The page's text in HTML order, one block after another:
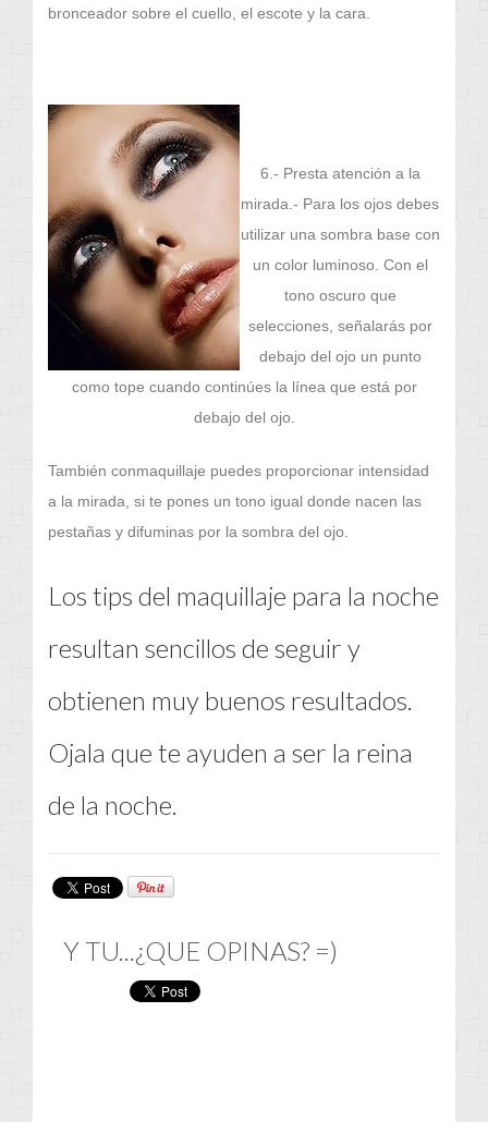
bronceador sobre el cuello, el escote y la cara.
6.- Presta atención a la
mirada.- Para los ojos debes
utilizar una sombra base con
un color luminoso. Con el
tono oscuro que
selecciones, señalarás por
debajo del ojo un punto
como tope cuando continúes la línea que está por
debajo del ojo.
También conmaquillaje puedes proporcionar intensidad
a la mirada, si te pones un tono igual donde nacen las
pestañas y difuminas por la sombra del ojo.
Los tips del maquillaje para la noche
resultan sencillos de seguir y
obtienen muy buenos resultados.
Ojala que te ayuden a ser la reina
de la noche.
Y TU...¿QUE OPINAS? =)